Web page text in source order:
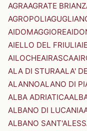
AGRAAGRATE
AGROPOLI
AIDOMAGGIORE
AIELLO DEL FRIULI
AILOCHEAIRASCA
ALA DI STURAALA'
ALANNOALANO DI
ALBA ADRIATICA
ALBANO DI LUCANIA
ALBANO